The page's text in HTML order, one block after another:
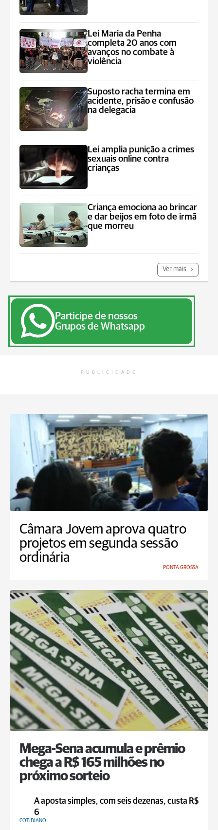
Lei Maria da Penha
completa 20 anos com
avanços no combate à
violência
Suposto racha termina em
acidente, prisão e confusão
na delegacia
Lei amplia punição a crimes
sexuais online contra
crianças
Criança emociona ao brincar
e dar beijos em foto de irmã
que morreu
Ver mais
Participe de nossos
Grupos de Whatsapp
PUBLICIDADE
Câmara Jovem aprova quatro
projetos em segunda sessão
ordinária
PONTA GROSSA
Mega-Sena acumula e prêmio
chega a R$ 165 milhões no
próximo sorteio
A aposta simples, com seis dezenas, custa R$
6
COTIDIANO